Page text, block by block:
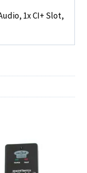
1x CI+ Slot,